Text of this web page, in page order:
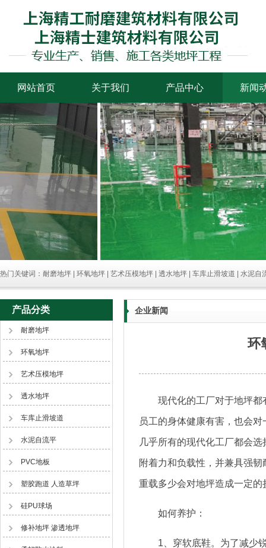
网站首页 关于我们 产品中心 新闻
热门关键词：耐磨地坪 | 环氧地坪 | 艺术压模地坪 | 透水地坪 | 车库止滑坡道 | 水泥自
产品分类
耐磨地坪
环氧地坪
艺术压模地坪
透水地坪
车库止滑坡道
水泥自流平
PVC地板
塑胶跑道 人造草坪
硅PU球场
修补地坪 渗透地坪
企业新闻
环
现代化的工厂对于地坪都
员工的身体健康有害，也会
几乎所有的现代化工厂都会
附着力和负载性，并兼具强
重载多少会对地坪造成一定
如何养护：
1、穿软底鞋。为了减少锐